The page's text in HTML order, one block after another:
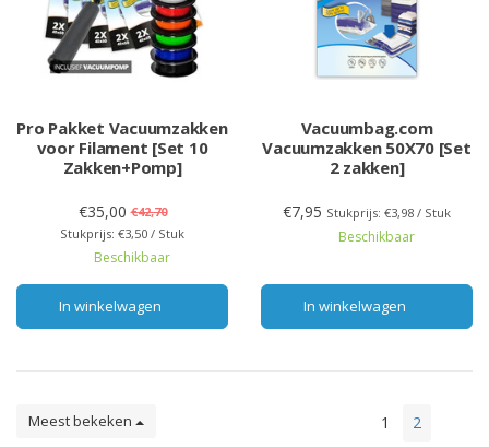
Pro Pakket Vacuumzakken
voor Filament [Set 10
Zakken+Pomp]
€35,00 €42,70
Stukprijs: €3,50 / Stuk
Beschikbaar
In winkelwagen
Vacuumbag.com
Vacuumzakken 50X70 [Set
2 zakken]
€7,95 Stukprijs: €3,98 / Stuk
Beschikbaar
In winkelwagen
Meest bekeken 1 2